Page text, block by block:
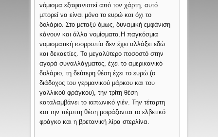
νόμισμα εξαφανιστεί από τον χάρτη, αυτό
μπορεί να είναι μόνο το ευρώ και όχι το
δολάριο. Στο μεταξύ όμως, δυναμική εμφάνιση
κάνουν και άλλα νομίσματα. Η παγκόσμια
νομισματική ισορροπία δεν έχει αλλάξει εδώ
και δεκαετίες. Το μεγαλύτερο ποσοστό στην
αγορά συναλλάγματος, έχει το αμερικανικό
δολάριο, τη δεύτερη θέση έχει το ευρώ (ο
διάδοχος του γερμανικού μάρκου και του
γαλλικού φράγκου), την τρίτη θέση
καταλαμβάνει το ιαπωνικό γιέν. Την τέταρτη
και την πέμπτη θέση μοιράζονται το ελβετικό
φράγκο και η βρετανική λίρα στερλίνα.